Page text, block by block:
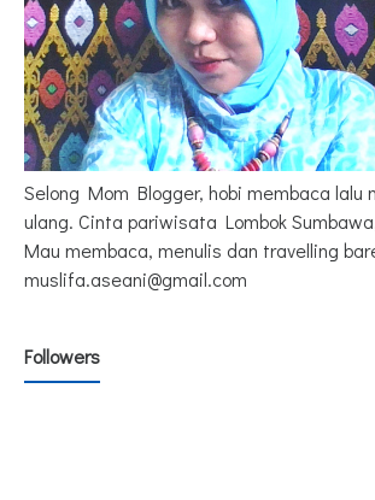
Selong Mom Blogger, hobi membaca lalu
ulang. Cinta pariwisata Lombok
Mau membaca, menulis dan travelling
muslifa.aseani@gmail.com
Followers